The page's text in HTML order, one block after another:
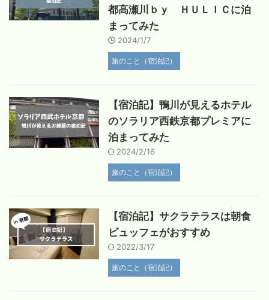
都高瀬川ｂｙ ＨＵＬＩＣに泊
まってみた
2024/1/7
旅のこと（宿泊記）
【宿泊記】鴨川が見えるホテル
のソラリア西鉄京都プレミアに
泊まってみた
2024/2/16
旅のこと（宿泊記）
【宿泊記】サクラテラスは朝食
ビュッフェがおすすめ
2022/3/17
旅のこと（宿泊記）